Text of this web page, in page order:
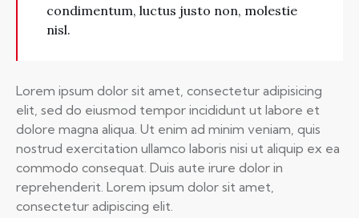
condimentum, luctus justo non, molestie
nisl.
Lorem ipsum dolor sit amet, consectetur adipisicing
elit, sed do eiusmod tempor incididunt ut labore et
dolore magna aliqua. Ut enim ad minim veniam, quis
nostrud exercitation ullamco laboris nisi ut aliquip ex ea
commodo consequat. Duis aute irure dolor in
reprehenderit. Lorem ipsum dolor sit amet,
consectetur adipiscing elit.